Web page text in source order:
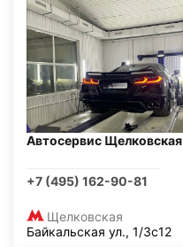
Автосервис Щелковская
+7 (495) 162-90-81
Щелковская
Байкальская ул., 1/3с12